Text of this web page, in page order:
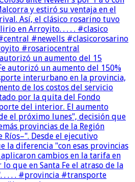
un aumento del 15